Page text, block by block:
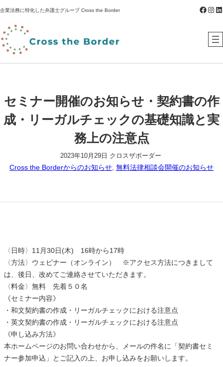
内
を
ス
企業法務に特化した弁護士グループ Cross the Border
セミナー開催のお知らせ・契約書の作
成・リーガルチェックの基礎知識と実
務上の注意点
2023年10月29日 クロスザボーダー
Cross the Borderからのお知らせ, 無料法律相談会開催のお知らせ
〈日時〉11月30日(木) 16時から17時
〈方法〉ウェビナー（オンライン） ※アクセス方法につきまして
は、後日、改めてご連絡させていただきます。
〈料金〉無料 先着５０名
《セミナー内容》
・和文契約書の作成・リーガルチェックにおける注意点
・英文契約書の作成・リーガルチェックにおける注意点
《申し込み方法》
本ホームページのお問い合わせから、メールの件名に「契約書セミ
ナー参加申込」とご記入の上、お申し込みをお願いします。